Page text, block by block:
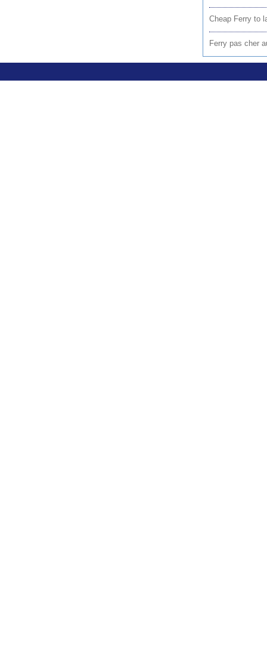
Cheap Ferry to
Ferry pas cher